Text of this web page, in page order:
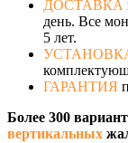
ДОСТАВКА
день. Все
5 лет.
ГАРАНТИЯ
Более 300
вертикальных